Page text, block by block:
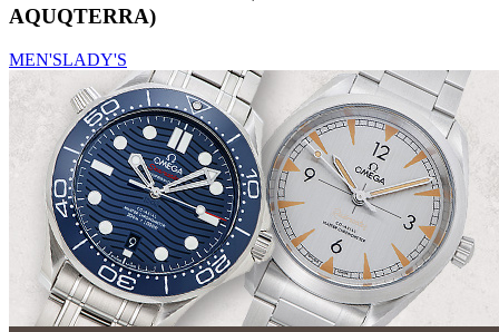
AQUQTERRA)
MEN'SLADY'S